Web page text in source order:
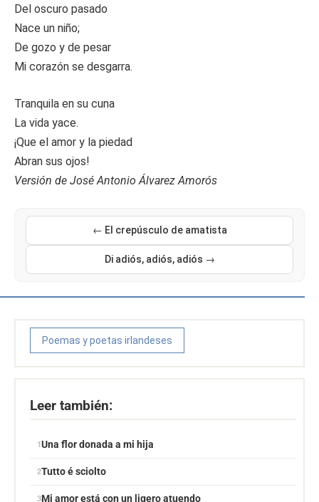
Del oscuro pasado
Nace un niño;
De gozo y de pesar
Mi corazón se desgarra.
Tranquila en su cuna
La vida yace.
¡Que el amor y la piedad
Abran sus ojos!
Versión de José Antonio Álvarez Amorós
← El crepúsculo de amatista
Di adiós, adiós, adiós →
Poemas y poetas irlandeses
Leer también:
Una flor donada a mi hija
Tutto é sciolto
Mi amor está con un ligero atuendo